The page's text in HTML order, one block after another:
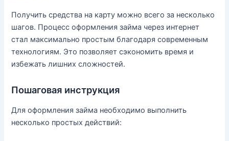
Получить средства на карту можно всего за несколько
шагов. Процесс оформления займа через интернет
стал максимально простым благодаря современным
технологиям. Это позволяет сэкономить время и
избежать лишних сложностей.
Пошаговая инструкция
Для оформления займа необходимо выполнить
несколько простых действий: